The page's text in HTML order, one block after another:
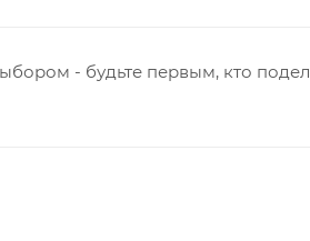
- будьте первым, кто